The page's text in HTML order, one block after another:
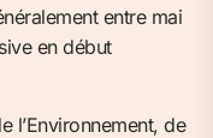
entre mai
en début
l’Environnement, de